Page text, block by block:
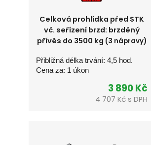
Celková prohlídka před STK
vč. seřízení brzd: brzděný
přívěs do 3500 kg (3 nápravy)
Přibližná délka trvání: 4,5 hod.
Cena za: 1 úkon
3 890 Kč
4 707 Kč s DPH